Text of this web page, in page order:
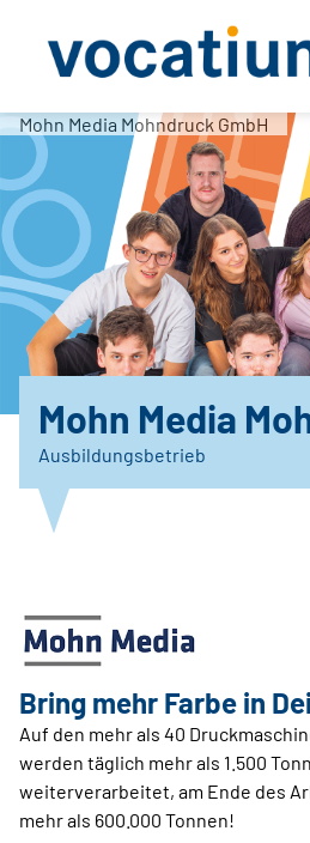
Mohn Media Mohndruck GmbH
Mohn Media
Ausbildungsbetrieb
Bring mehr Farbe in
Auf den mehr als 40
werden täglich mehr als 1.500
weiterverarbeitet, am Ende des
mehr als 600.000 Tonnen!